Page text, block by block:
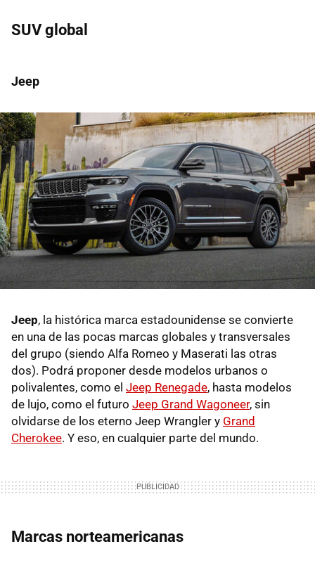
SUV global
Jeep
Jeep, la histórica marca estadounidense se convierte
en una de las pocas marcas globales y transversales
del grupo (siendo Alfa Romeo y Maserati las otras
dos). Podrá proponer desde modelos urbanos o
polivalentes, como el Jeep Renegade, hasta modelos
de lujo, como el futuro Jeep Grand Wagoneer, sin
olvidarse de los eterno Jeep Wrangler y Grand
Cherokee. Y eso, en cualquier parte del mundo.
Marcas norteamericanas